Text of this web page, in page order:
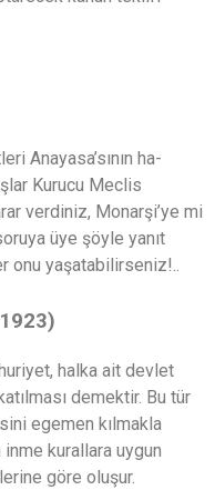
Anayasa’sının ha-
Kurucu Meclis
verdiniz, Monarşi’ye mi
üye şöyle yanıt
onu yaşatabilirseniz!..
halka ait devlet
demektir. Bu tür
egemen kılmakla
kurallara uygun
göre oluşur.